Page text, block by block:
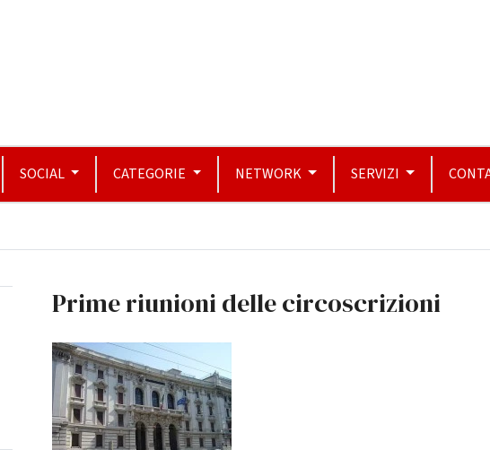
SOCIAL CATEGORIE NETWORK SERVIZI
Prime riunioni delle circoscrizioni